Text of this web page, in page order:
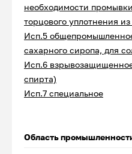
необходимости
торцового уплотнения
Исп.5
сахарного сиропа, для
Исп.6
спирта)
Исп.7 специальное
Область